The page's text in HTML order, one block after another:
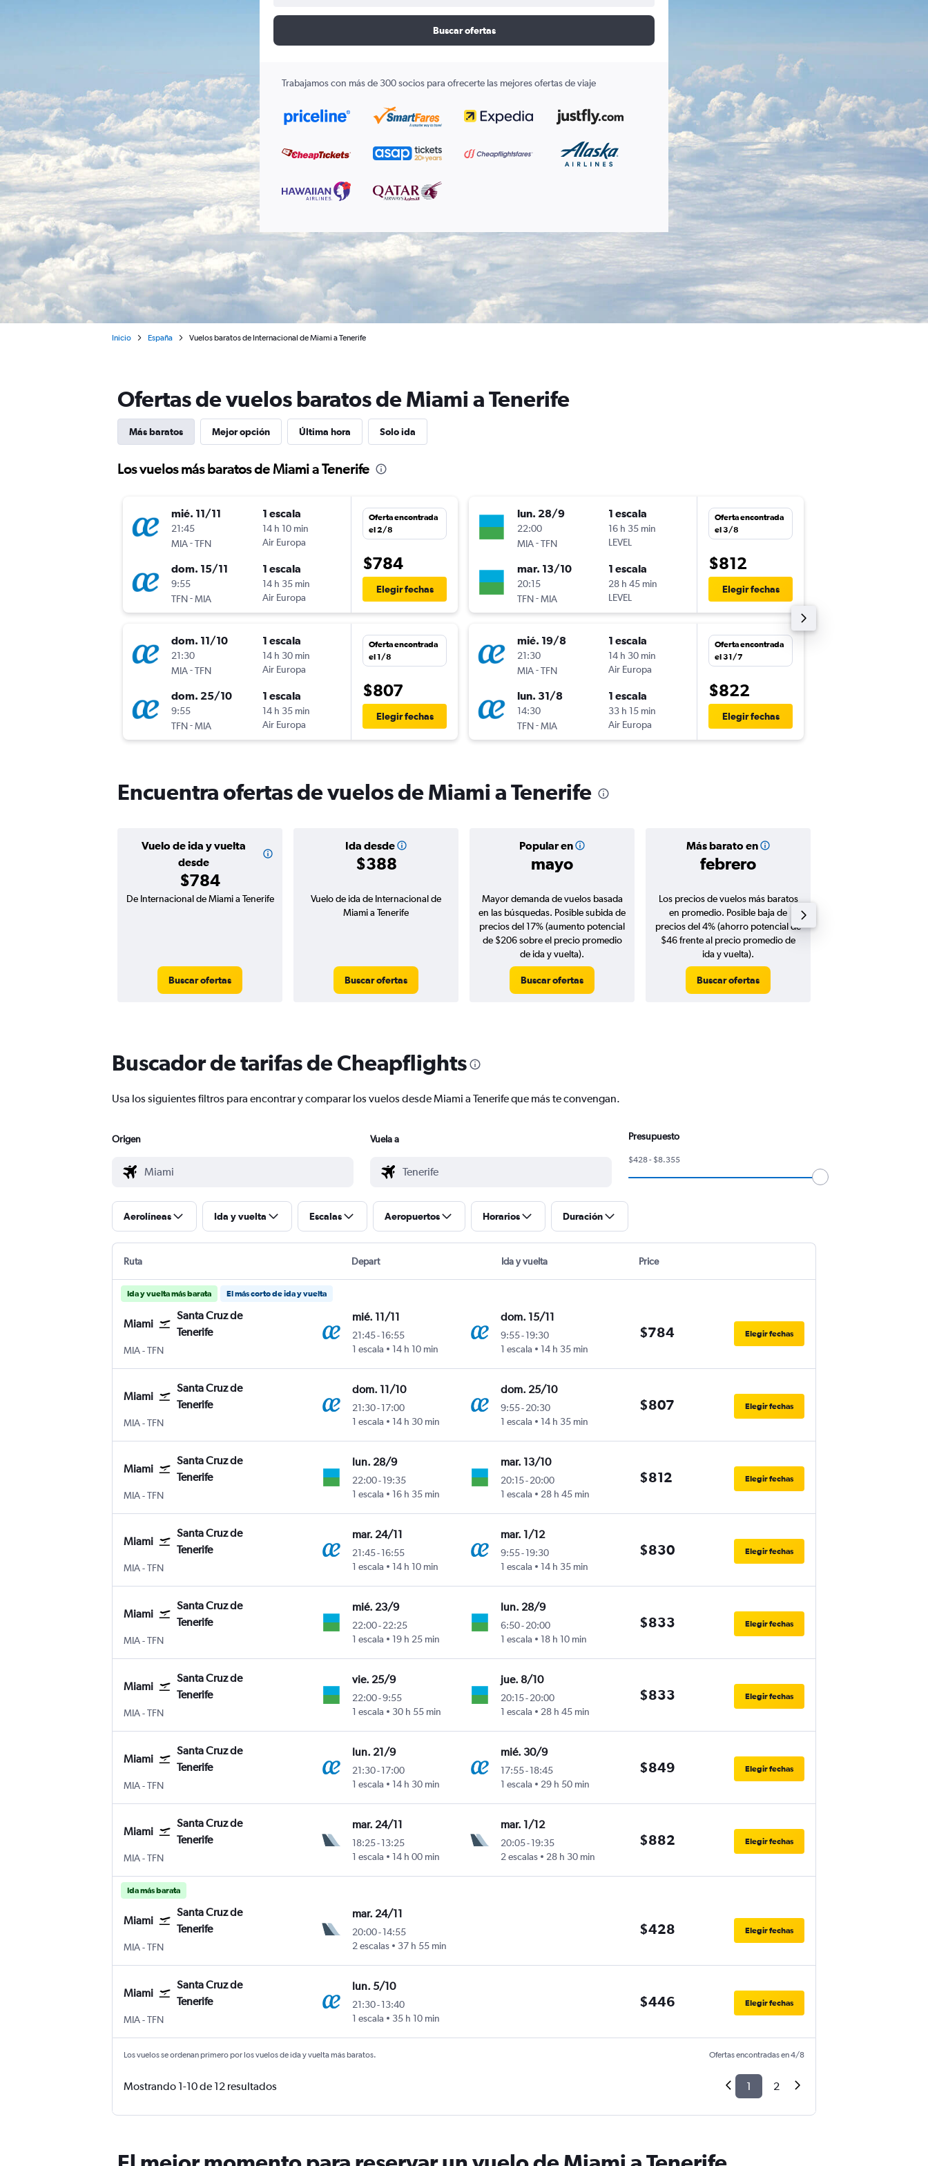
Buscar ofertas
Trabajamos con más de 300 socios para ofrecerte las mejores ofertas de viaje
Inicio España Vuelos baratos de Internacional de Miami a Tenerife
Ofertas de vuelos baratos de Miami a Tenerife
Más baratos Mejor opción Última hora Solo ida
Los vuelos más baratos de Miami a Tenerife
mié. 11/11
21:45
MIA-TFN
1 escala
14 h 10 min
Air Europa
dom. 15/11
9:55
TFN-MIA
1 escala
14 h 35 min
Air Europa
Oferta encontrada
el 2/8
$784
Elegir fechas
dom. 11/10
21:30
MIA-TFN
1 escala
14 h 30 min
Air Europa
dom. 25/10
9:55
TFN-MIA
1 escala
14 h 35 min
Air Europa
Oferta encontrada
el 1/8
$807
Elegir fechas
lun. 28/9
22:00
MIA-TFN
1 escala
16 h 35 min
LEVEL
mar. 13/10
20:15
TFN-MIA
1 escala
28 h 45 min
LEVEL
Oferta encontrada
el 3/8
$812
Elegir fechas
mié. 19/8
21:30
MIA-TFN
1 escala
14 h 30 min
Air Europa
lun. 31/8
14:30
TFN-MIA
1 escala
33 h 15 min
Air Europa
Oferta encontrada
el 31/7
$822
Elegir fechas
Encuentra ofertas de vuelos de Miami a Tenerife
Vuelo de ida y vuelta
desde
$784
Ida desde
$388
Popular en
mayo
Más barato en
febrero
De Internacional de Miami a Tenerife
Buscar ofertas
Vuelo de ida de Internacional de
Miami a Tenerife
Buscar ofertas
Mayor demanda de vuelos basada
en las búsquedas. Posible subida de
precios del 17% (aumento potencial
de $206 sobre el precio promedio
de ida y vuelta).
Buscar ofertas
Los precios de vuelos más baratos
en promedio. Posible baja de
precios del 4% (ahorro potencial de
$46 frente al precio promedio de
ida y vuelta).
Buscar ofertas
Buscador de tarifas de Cheapflights
Usa los siguientes filtros para encontrar y comparar los vuelos desde Miami a Tenerife que más te convengan.
Origen Vuela a Presupuesto
$428 - $8.355
Aerolíneas Ida y vuelta Escalas Aeropuertos Horarios Duración
Ruta Depart Ida y vuelta Price
Ida y vuelta más barata El más corto de ida y vuelta
Miami
Santa Cruz de
Tenerife
MIA-TFN
mié. 11/11
21:45-16:55
1 escala
14 h 10 min
dom. 15/11
9:55-19:30
1 escala
14 h 35 min
$784 Elegir fechas
Miami
Santa Cruz de
Tenerife
MIA-TFN
dom. 11/10
21:30-17:00
1 escala
14 h 30 min
dom. 25/10
9:55-20:30
1 escala
14 h 35 min
$807 Elegir fechas
Miami
Santa Cruz de
Tenerife
MIA-TFN
lun. 28/9
22:00-19:35
1 escala
16 h 35 min
mar. 13/10
20:15-20:00
1 escala
28 h 45 min
$812 Elegir fechas
Miami
Santa Cruz de
Tenerife
MIA-TFN
mar. 24/11
21:45-16:55
1 escala
14 h 10 min
mar. 1/12
9:55-19:30
1 escala
14 h 35 min
$830 Elegir fechas
Miami
Santa Cruz de
Tenerife
MIA-TFN
mié. 23/9
22:00-22:25
1 escala
19 h 25 min
lun. 28/9
6:50-20:00
1 escala
18 h 10 min
$833 Elegir fechas
Miami
Santa Cruz de
Tenerife
MIA-TFN
vie. 25/9
22:00-9:55
1 escala
30 h 55 min
jue. 8/10
20:15-20:00
1 escala
28 h 45 min
$833 Elegir fechas
Miami
Santa Cruz de
Tenerife
MIA-TFN
lun. 21/9
21:30-17:00
1 escala
14 h 30 min
mié. 30/9
17:55-18:45
1 escala
29 h 50 min
$849 Elegir fechas
Miami
Santa Cruz de
Tenerife
MIA-TFN
mar. 24/11
18:25-13:25
1 escala
14 h 00 min
mar. 1/12
20:05-19:35
2 escalas
28 h 30 min
$882 Elegir fechas
Ida más barata
Miami
Santa Cruz de
Tenerife
MIA-TFN
mar. 24/11
20:00-14:55
2 escalas
37 h 55 min
$428 Elegir fechas
Miami
Santa Cruz de
Tenerife
MIA-TFN
lun. 5/10
21:30-13:40
1 escala
35 h 10 min
$446 Elegir fechas
Los vuelos se ordenan primero por los vuelos de ida y vuelta más baratos. Ofertas encontradas en 4/8
Mostrando 1-10 de 12 resultados 1 2